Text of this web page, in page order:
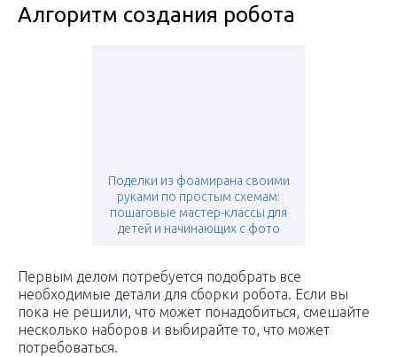
Алгоритм создания робота
Поделки из фоамирана своими
руками по простым схемам:
пошаговые мастер-классы для
детей и начинающих с фото
Первым делом потребуется подобрать все
необходимые детали для сборки робота. Если вы
пока не решили, что может понадобиться, смешайте
несколько наборов и выбирайте то, что может
потребоваться.